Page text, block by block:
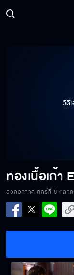
วิดี
ทองเนื้อเก้า
ออกอากาศ ศุกร์ที่ 6 ตุลา